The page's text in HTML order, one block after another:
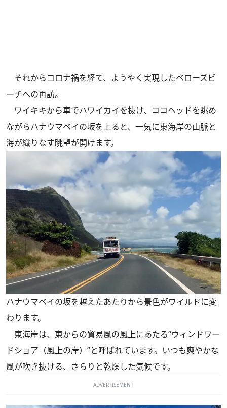
それからコロナ禍を経て、ようやく実現したベローズビ
ーチへの再訪。
ワイキキから車でハワイカイを抜け、ココヘッドを眺め
ながらハナウマベイの坂を上ると、一気に東海岸の山脈と
海が織りなす眺望が開けます。
ハナウマベイの坂を越えたあたりから景色がワイルドに変
わります。
東海岸は、東からの貿易風の風上にあたる“ウィンドワー
ドショア（風上の岸）”と呼ばれています。いつも爽やかな
風が吹き抜ける、さらりと乾燥した気候です。
ADVERTISEMENT